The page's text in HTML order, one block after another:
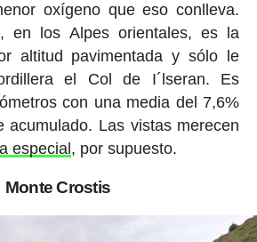
oxígeno que eso conlleva.
en los Alpes orientales, es la
altitud pavimentada y sólo le
el Col de I´lseran. Es
con una media del 7,6%
acumulado. Las vistas merecen
especial , por supuesto.
Monte Crostis